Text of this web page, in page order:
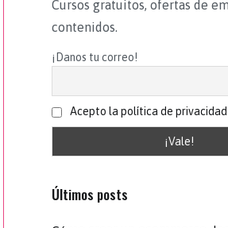
Cursos gratuitos, ofertas de
contenidos.
¡Danos tu correo!
Acepto la política de privacidad
Últimos posts